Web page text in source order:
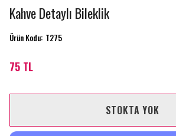
Kahve Detaylı Bileklik
Ürün Kodu: T275
75 TL
STOKTA YOK